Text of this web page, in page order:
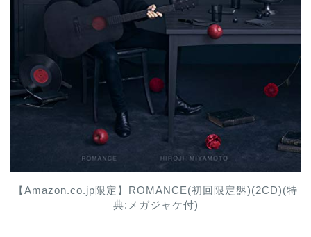
【Amazon.co.jp限定】ROMANCE(初回限定盤)(2CD)(特
典:メガジャケ付)